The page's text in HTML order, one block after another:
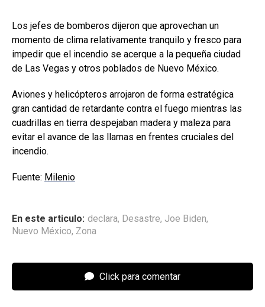
Los jefes de bomberos dijeron que aprovechan un
momento de clima relativamente tranquilo y fresco para
impedir que el incendio se acerque a la pequeña ciudad
de Las Vegas y otros poblados de Nuevo México.
Aviones y helicópteros arrojaron de forma estratégica
gran cantidad de retardante contra el fuego mientras las
cuadrillas en tierra despejaban madera y maleza para
evitar el avance de las llamas en frentes cruciales del
incendio.
Fuente: Milenio
En este articulo: declara, Desastre, Joe Biden,
Nuevo México, Zona
Click para comentar